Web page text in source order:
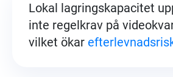
Lokal lagringskapacitet
inte regelkrav på
vilket ökar